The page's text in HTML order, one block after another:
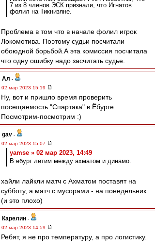
7 из 8 членов ЭСК признали, что Игнатов
фолил на Тикнизяне.
Проблема в том что в начале фолил игрок
Локомотива. Поэтому судьи посчитали
обоюдной борьбой.А эта комиссия посчитала
что одну ошибку надо засчитать судье.
Ал -
02 мар 2023 15:19
Ну, вот и пришло время проверить
посещаемость "Спартака" в Ёбурге.
Посмотрим-посмотрим :)
gav -
02 мар 2023 15:07
yamse » 02 мар 2023, 14:49
В ебург летим между ахматом и динамо.
хайли лайкли матч с Ахматом поставят на
субботу, а матч с мусорами - на понедельник
(и это плохо)
Карелин -
02 мар 2023 14:59
Ребят, я не про температуру, а про логистику.